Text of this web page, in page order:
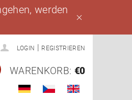
werden
LOGIN REGISTRIEREN
WARENKORB: €0